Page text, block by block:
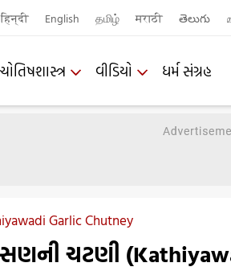
हिन्दी English தமிழ் मराठी తెలుగు
વીડિયો ધર્મ સંગ્રહ
Garlic Chutney
ચટણી